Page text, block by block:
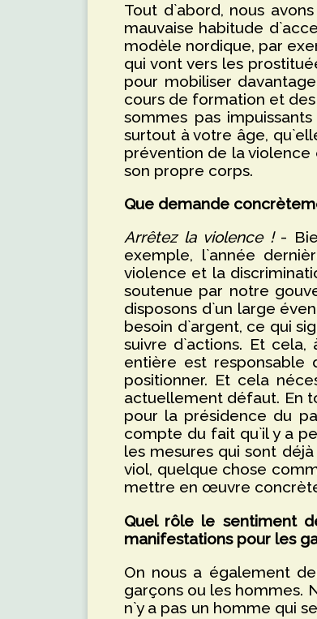
Tout d`abord, nous
mauvaise habitude
modèle nordique, par
qui vont vers les
pour mobiliser
cours de formation et
sommes pas
surtout à votre âge,
prévention de la
son propre corps.
Que demande
Arrêtez la violence !-
exemple, l`année
violence et la
soutenue par notre
disposons d`un large
besoin d`argent, ce qui
suivre d`actions. Et
entière est
positionner. Et cela
actuellement défaut. En
pour la présidence du
compte du fait qu`il y a
les mesures qui sont
viol, quelque chose
mettre en œuvre
Quel rôle le sentiment
manifestations pour les
On nous a également
garçons ou les hommes.
n`y a pas un homme qui